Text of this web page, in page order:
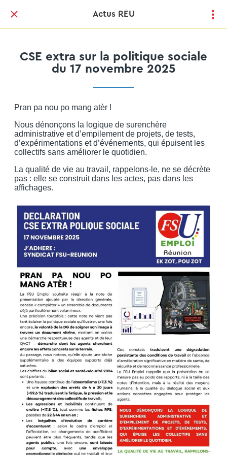
Actus RÉU
CSE extra sur la politique sociale
du 17 novembre 2025
Pran pa nou po mang atèr !
Nous dénonçons la logique de surenchère
administrative et d’empilement de projets, de tests,
d’expérimentations et d’événements, qui épuisent les
collectifs sans améliorer le quotidien.
La qualité de vie au travail, rappelons-le, ne se décrète
pas : elle se construit dans les actes, pas dans les
affichages.